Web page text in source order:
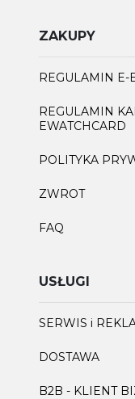
ZAKUPY
REGULAMIN E-
REGULAMIN
EWATCHCARD
POLITYKA
ZWROT
FAQ
USŁUGI
SERWIS i
DOSTAWA
B2B - KLIENT